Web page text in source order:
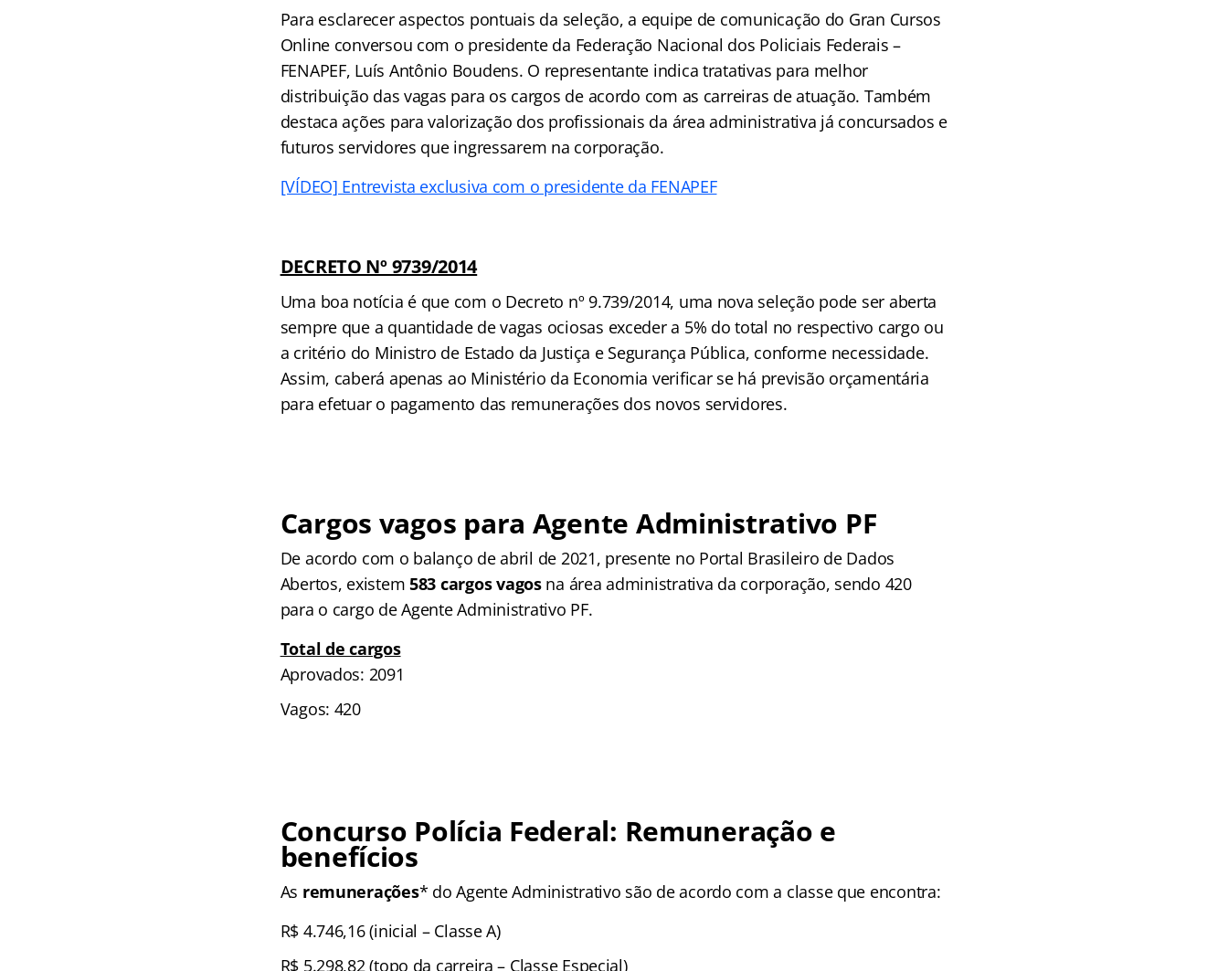
Para esclarecer aspectos pontuais da seleção, a equipe de comunicação do Gran Cursos
Online conversou com o presidente da Federação Nacional dos Policiais Federais –
FENAPEF, Luís Antônio Boudens. O representante indica tratativas para melhor
distribuição das vagas para os cargos de acordo com as carreiras de atuação. Também
destaca ações para valorização dos profissionais da área administrativa já concursados e
futuros servidores que ingressarem na corporação.
[VÍDEO] Entrevista exclusiva com o presidente da FENAPEF
DECRETO Nº 9739/2014
Uma boa notícia é que com o Decreto nº 9.739/2014, uma nova seleção pode ser aberta
sempre que a quantidade de vagas ociosas exceder a 5% do total no respectivo cargo ou
a critério do Ministro de Estado da Justiça e Segurança Pública, conforme necessidade.
Assim, caberá apenas ao Ministério da Economia verificar se há previsão orçamentária
para efetuar o pagamento das remunerações dos novos servidores.
Cargos vagos para Agente Administrativo PF
De acordo com o balanço de abril de 2021, presente no Portal Brasileiro de Dados
Abertos, existem583 cargos vagosna área administrativa da corporação, sendo 420
para o cargo de Agente Administrativo PF.
Total de cargos
Aprovados: 2091
Vagos: 420
Concurso Polícia Federal: Remuneração e
benefícios
As remunerações* do Agente Administrativo são de acordo com a classe que encontra:
R$ 4.746,16 (inicial – Classe A)
R$ 5.298,82 (topo da carreira – Classe Especial)